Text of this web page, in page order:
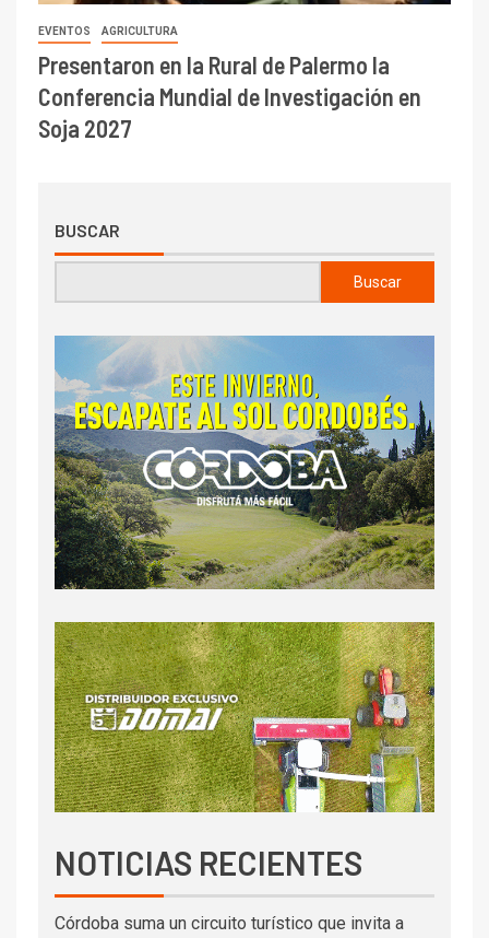
EVENTOS AGRICULTURA
Presentaron en la Rural de Palermo la
Conferencia Mundial de Investigación en
Soja 2027
BUSCAR
Buscar
NOTICIAS RECIENTES
Córdoba suma un circuito turístico que invita a